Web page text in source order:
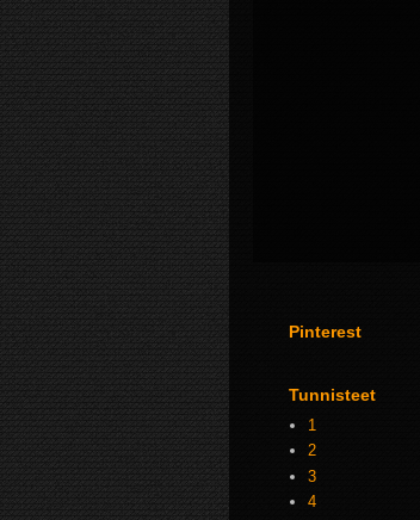
Pinterest
Tunnisteet
1
2
3
4